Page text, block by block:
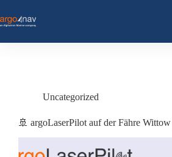
Inhalt
springen
Uncategorized
🚢 argoLaserPilot auf der Fähre